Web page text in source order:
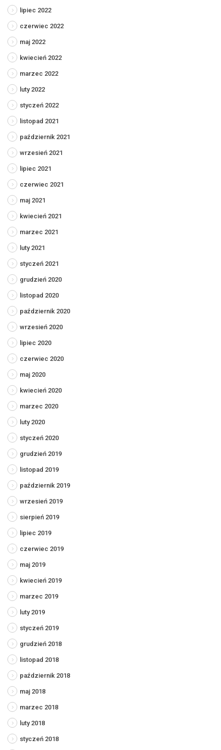
lipiec 2022
czerwiec 2022
maj 2022
kwiecień 2022
marzec 2022
luty 2022
styczeń 2022
listopad 2021
październik 2021
wrzesień 2021
lipiec 2021
czerwiec 2021
maj 2021
kwiecień 2021
marzec 2021
luty 2021
styczeń 2021
grudzień 2020
listopad 2020
październik 2020
wrzesień 2020
lipiec 2020
czerwiec 2020
maj 2020
kwiecień 2020
marzec 2020
luty 2020
styczeń 2020
grudzień 2019
listopad 2019
październik 2019
wrzesień 2019
sierpień 2019
lipiec 2019
czerwiec 2019
maj 2019
kwiecień 2019
marzec 2019
luty 2019
styczeń 2019
grudzień 2018
listopad 2018
październik 2018
maj 2018
marzec 2018
luty 2018
styczeń 2018